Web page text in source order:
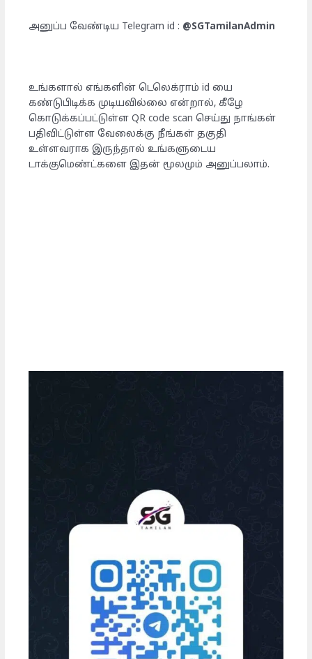
அனுப்ப வேண்டிய Telegram id : @SGTamilanAdmin
உங்களால் எங்களின் டெலெக்ராம் id யை
கண்டுபிடிக்க முடியவில்லை என்றால், கீழே
கொடுக்கப்பட்டுள்ள QR code scan செய்து நாங்கள்
பதிவிட்டுள்ள வேலைக்கு நீங்கள் தகுதி
உள்ளவராக இருந்தால் உங்களுடைய
டாக்குமெண்ட்களை இதன் மூலமும் அனுப்பலாம்.